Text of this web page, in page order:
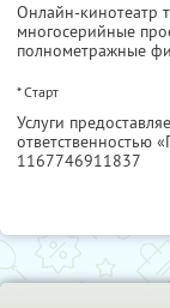
Онлайн-кинотеатр
многосерийные
полнометражные
* Cтарт
Услуги
ответственностью
1167746911837